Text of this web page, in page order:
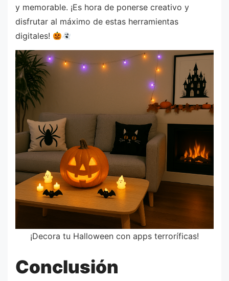
y memorable. ¡Es hora de ponerse creativo y
disfrutar al máximo de estas herramientas
digitales!
¡Decora tu Halloween con apps terroríficas!
Conclusión